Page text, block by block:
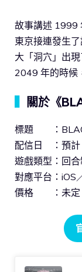
故事講述 1999
東京接連發生
大「洞穴」出
2049 年的時候
關於《
標題 ：
配信日 ：預計
遊戲類型：回
對應平台：iOS
價格 ：未定